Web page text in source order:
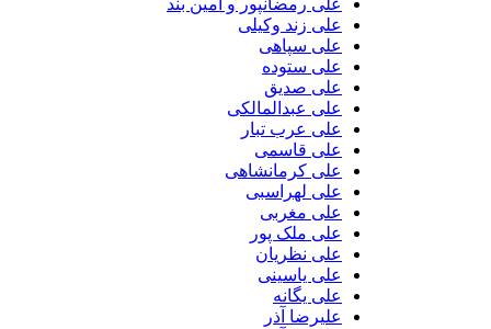
علی رمضانپور و آمین بند
علی زند وکیلی
علی سپاهی
علی ستوده
علی صدیق
علی عبدالمالکی
علی عرب تبار
علی قاسمی
علی کرمانشاهی
علی لهراسبی
علی مغربی
علی ملک پور
علی نظریان
علی یاسینی
علی یگانه
علیرضا آذر